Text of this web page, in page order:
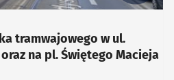
tramwajowego w ul.
na pl. Świętego Macieja